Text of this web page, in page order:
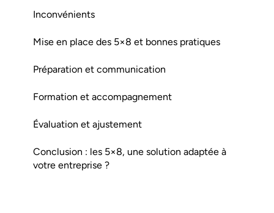
Inconvénients
Mise en place des 5×8 et bonnes pratiques
Préparation et communication
Formation et accompagnement
Évaluation et ajustement
Conclusion : les 5×8, une solution adaptée à
votre entreprise ?